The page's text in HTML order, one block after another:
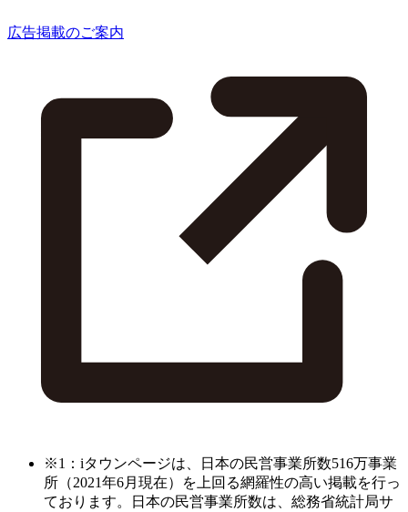
広告掲載のご案内
※1：iタウンページは、日本の民営事業所数516万事業
所（2021年6月現在）を上回る網羅性の高い掲載を行っ
ております。日本の民営事業所数は、総務省統計局サ